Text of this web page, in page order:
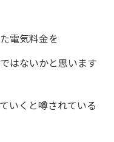
電気料金を
はないかと思います
いくと噂されている